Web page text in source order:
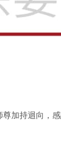
加持迴向，感